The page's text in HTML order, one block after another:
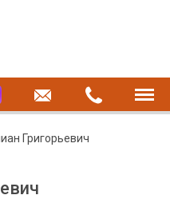
Григорьевич